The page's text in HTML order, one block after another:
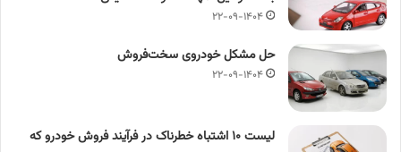
۲۲-۰۹-۱۴۰۴
حل مشکل خودروی سخت‌فروش
۲۲-۰۹-۱۴۰۴
لیست ۱۰ اشتباه خطرناک در فرآیند فروش خودرو که